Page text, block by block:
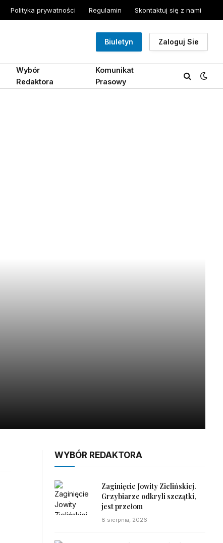
Polityka prywatności Regulamin Skontaktuj się z nami
Biuletyn Zaloguj Sie
Wybór
Redaktora
Komunikat
Prasowy
WYBÓR REDAKTORA
Zaginięcie Jowity Zielińskiej.
Grzybiarze odkryli szczątki,
jest przełom
8 sierpnia, 2026